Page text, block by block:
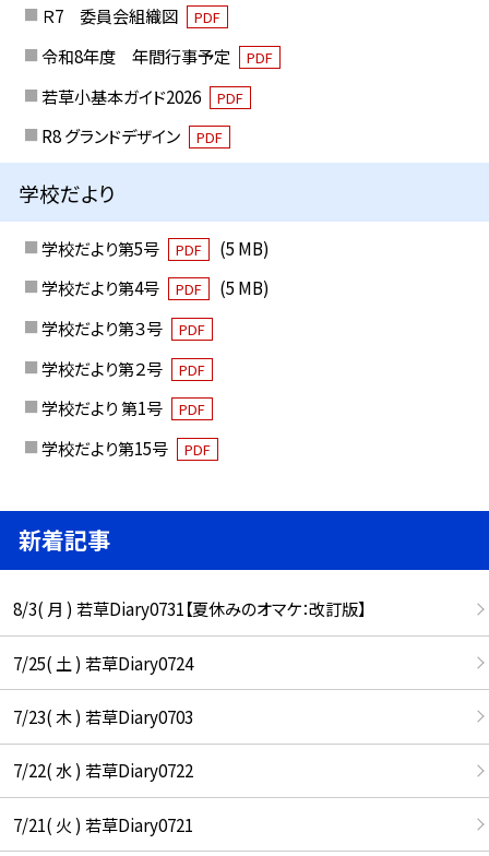
Ｒ7 委員会組織図 PDF
令和8年度 年間行事予定 PDF
若草小基本ガイド2026 PDF
R8 グランドデザイン PDF
学校だより
学校だより第5号 PDF
(5 MB)
学校だより第4号
PDF
(5 MB)
学校だより第３号
PDF
学校だより第２号 PDF
学校だより 第1号 PDF
学校だより第15号 PDF
新着記事
8/3( 月 ) 若草Diary0731【夏休みのオマケ：改訂版】
7/25( 土 ) 若草Diary0724
7/23( 木 ) 若草Diary0703
7/22( 水 ) 若草Diary0722
7/21( 火 ) 若草Diary0721